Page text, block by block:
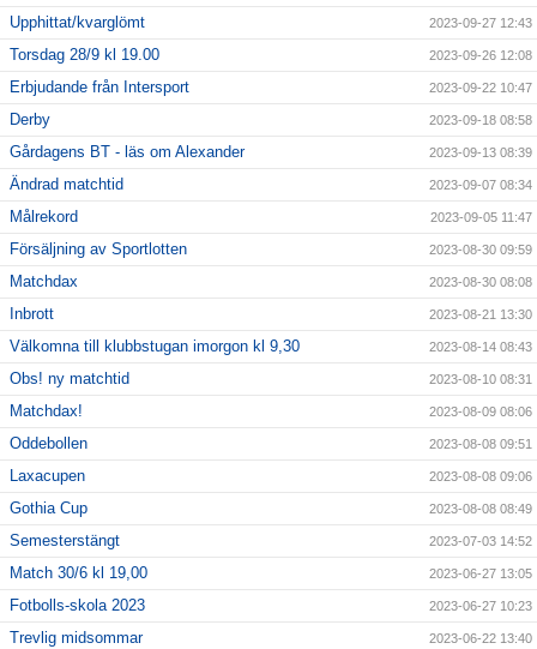
Upphittat/kvarglömt 2023-09-27 12:43
Torsdag 28/9 kl 19.00 2023-09-26 12:08
Erbjudande från Intersport 2023-09-22 10:47
Derby 2023-09-18 08:58
Gårdagens BT - läs om Alexander 2023-09-13 08:39
Ändrad matchtid 2023-09-07 08:34
Målrekord 2023-09-05 11:47
Försäljning av Sportlotten 2023-08-30 09:59
Matchdax 2023-08-30 08:08
Inbrott 2023-08-21 13:30
Välkomna till klubbstugan imorgon kl 9,30 2023-08-14 08:43
Obs! ny matchtid 2023-08-10 08:31
Matchdax! 2023-08-09 08:06
Oddebollen 2023-08-08 09:51
Laxacupen 2023-08-08 09:06
Gothia Cup 2023-08-08 08:49
Semesterstängt 2023-07-03 14:52
Match 30/6 kl 19,00 2023-06-27 13:05
Fotbolls-skola 2023 2023-06-27 10:23
Trevlig midsommar 2023-06-22 13:40